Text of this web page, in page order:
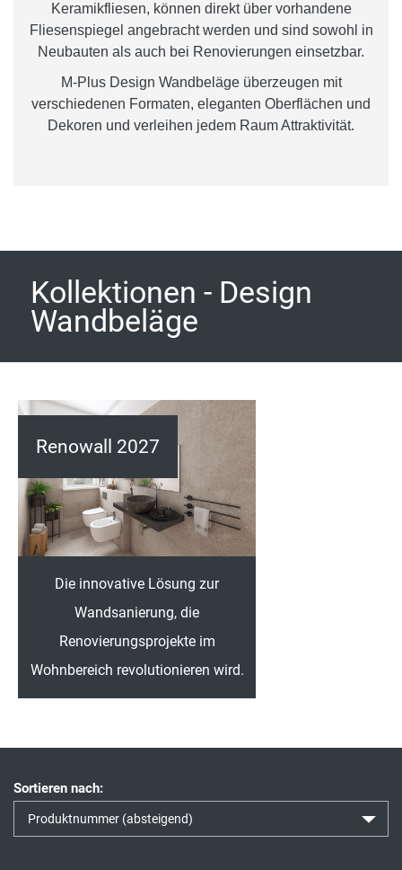
Keramikfliesen, können direkt über vorhandene
Fliesenspiegel angebracht werden und sind sowohl in
Neubauten als auch bei Renovierungen einsetzbar.
M-Plus Design Wandbeläge überzeugen mit
verschiedenen Formaten, eleganten Oberflächen und
Dekoren und verleihen jedem Raum Attraktivität.
Kollektionen - Design
Wandbeläge
Renowall 2027
Die innovative Lösung zur
Wandsanierung, die
Renovierungsprojekte im
Wohnbereich revolutionieren wird.
Sortieren nach: